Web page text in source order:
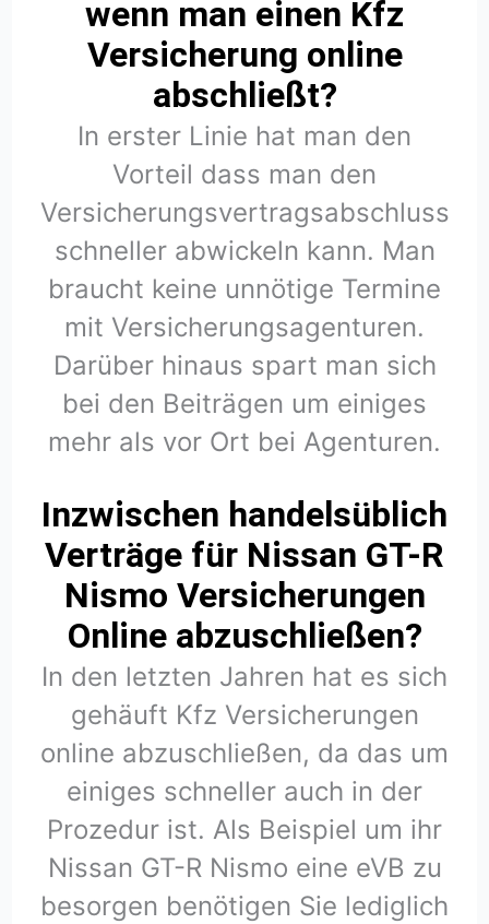
wenn man einen Kfz
Versicherung online
abschließt?
In erster Linie hat man den
Vorteil dass man den
Versicherungsvertragsabschluss
schneller abwickeln kann. Man
braucht keine unnötige Termine
mit Versicherungsagenturen.
Darüber hinaus spart man sich
bei den Beiträgen um einiges
mehr als vor Ort bei Agenturen.
Inzwischen handelsüblich
Verträge für Nissan GT-R
Nismo Versicherungen
Online abzuschließen?
In den letzten Jahren hat es sich
gehäuft Kfz Versicherungen
online abzuschließen, da das um
einiges schneller auch in der
Prozedur ist. Als Beispiel um ihr
Nissan GT-R Nismo eine eVB zu
besorgen benötigen Sie lediglich